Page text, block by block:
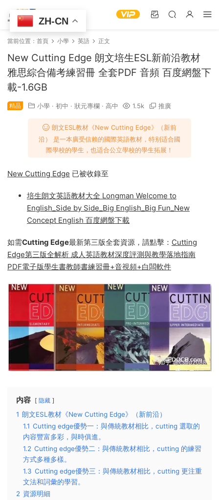
當前位置： 首頁 小學 英語 正文
New Cutting Edge 朗文培生ESL新前沿教材
雅思綜合備考練習冊 全套PDF 音頻 百度網盤下
載-1.6GB
精品 小學 · 初中 · 狀元專欄 · 高中 1.5k 推廣
朗文ESL教材《New Cutting Edge》（新前
沿） 是一本廣受信賴的國際英語教材，特别适合國
際學校的學生，也适合公立學校的學生拓展！
New Cutting Edge 已被收錄至
培生朗文英語教材大全 Longman Welcome to
English_Side by Side_Big English_Big Fun_New
Concept English 百度網盤下載
如需Cutting Edge最新第三版全套資源，請點擊： Cutting
Edge第三版全解析 成人英語教材深度評測與教學落地指南
PDF電子版學生書教師書練習冊+音視頻+白闆軟件
内容 隐藏
1 朗文ESL教材《New Cutting Edge》（新前沿）
1.1 Cutting edge優勢一：與傳統教材相比，cutting 選取的
内容豐富多彩，與時俱進。
1.2 Cutting edge優勢二：與傳統教材相比，cutting 的練習
方式多種多樣。
1.3 Cutting edge優勢三：與傳統教材相比，cutting 更注重
文法和詞彙的學習。
2 資源明細
ZH-CN